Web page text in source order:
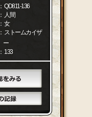
： QD811-136
： 人間
： 女
： ストームカイザ
ー
： 133